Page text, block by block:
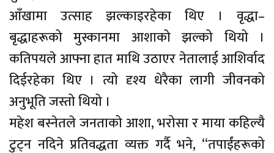
आँखामा उत्साह झल्काइरहेका थिए । वृद्धा–
बृद्धाहरूको मुस्कानमा आशाको झल्को थियो ।
कतिपयले आफ्ना हात माथि उठाएर नेतालाई आशिर्वाद
दिईरहेका थिए । त्यो दृश्य धेरैका लागी जीवनको
अनुभूति जस्तो थियो ।
महेश बस्नेतले जनताको आशा, भरोसा र माया कहिल्यै
टुट्न नदिने प्रतिवद्धता व्यक्त गर्दै भने, “तपाईंहरूको